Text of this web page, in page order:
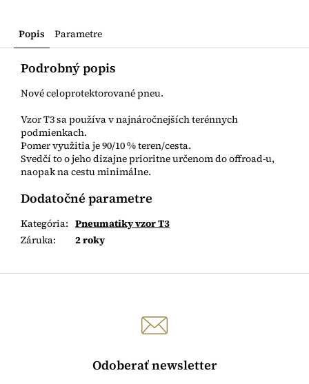
Popis Parametre
Podrobný popis
Nové celoprotektorované pneu.
Vzor T3 sa používa v najnáročnejších terénnych
podmienkach.
Pomer využitia je 90/10 % teren/cesta.
Svedčí to o jeho dizajne prioritne určenom do offroad-u,
naopak na cestu minimálne.
Dodatočné parametre
Kategória: Pneumatiky vzor T3
Záruka: 2 roky
Odoberať newsletter